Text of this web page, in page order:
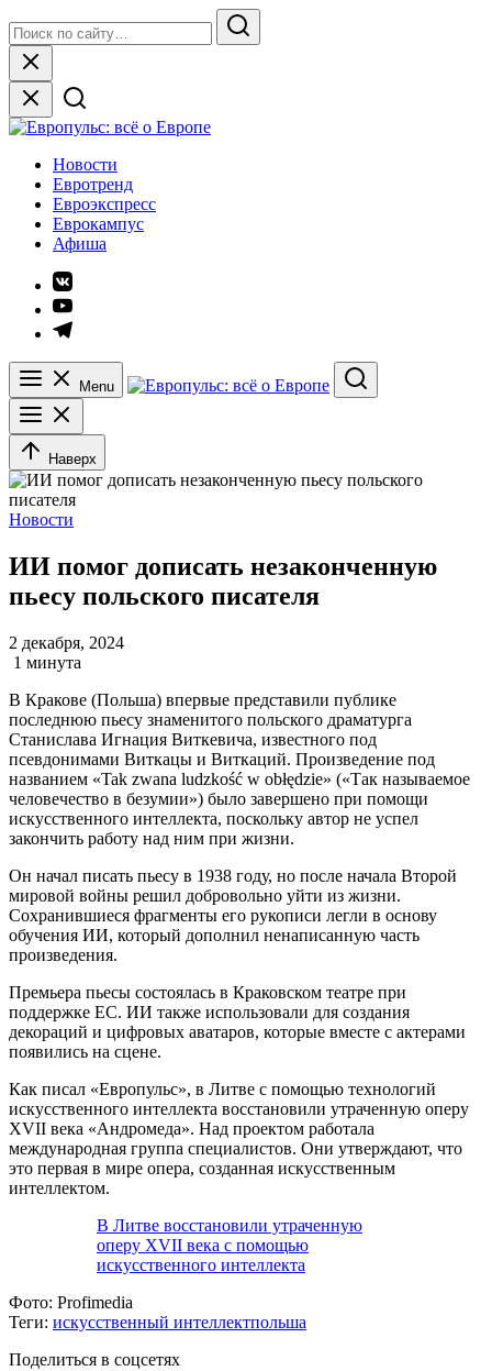
to
content
for:
Search
Close
Европульс: всё о Европе
Новости
Евротренд
Евроэкспресс
Еврокампус
Афиша
Элемент
меню
Элемент
меню
Элемент
Menu
Search
Наверх
Новости
ИИ помог дописать незаконченную
пьесу польского писателя
2 декабря, 2024
1 минута
В Кракове (Польша) впервые представили публике
последнюю пьесу знаменитого польского драматурга
Станислава Игнация Виткевича, известного под
псевдонимами Виткацы и Виткаций. Произведение под
названием «Tak zwana ludzkość w obłędzie» («Так называемое
человечество в безумии») было завершено при помощи
искусственного интеллекта, поскольку автор не успел
закончить работу над ним при жизни.
Он начал писать пьесу в 1938 году, но после начала Второй
мировой войны решил добровольно уйти из жизни.
Сохранившиеся фрагменты его рукописи легли в основу
обучения ИИ, который дополнил ненаписанную часть
произведения.
Премьера пьесы состоялась в Краковском театре при
поддержке ЕС. ИИ также использовали для создания
декораций и цифровых аватаров, которые вместе с актерами
появились на сцене.
Как писал «Европульс», в Литве с помощью технологий
искусственного интеллекта восстановили утраченную оперу
XVII века «Андромеда». Над проектом работала
международная группа специалистов. Они утверждают, что
это первая в мире опера, созданная искусственным
интеллектом.
В Литве восстановили утраченную
оперу XVII века с помощью
искусственного интеллекта
Фото: Profimedia
Теги: искусственный интеллектпольша
Поделиться в соцсетях